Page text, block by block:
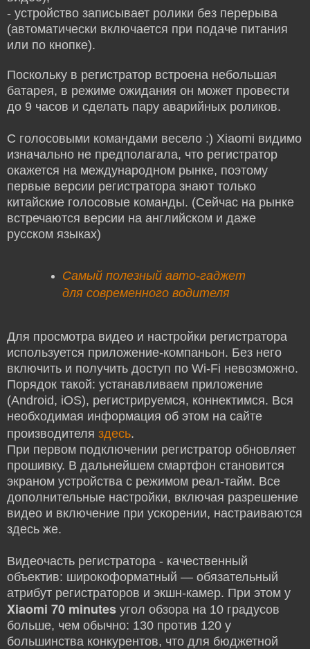
- устройство записывает ролики без перерыва
(автоматически включается при подаче питания
или по кнопке).
Поскольку в регистратор встроена небольшая
батарея, в режиме ожидания он может провести
до 9 часов и сделать пару аварийных роликов.
С голосовыми командами весело :) Xiaomi видимо
изначально не предполагала, что регистратор
окажется на международном рынке, поэтому
первые версии регистратора знают только
китайские голосовые команды. (Сейчас на рынке
встречаются версии на английском и даже
русском языках)
Самый полезный авто-гаджет
для современного водителя
Для просмотра видео и настройки регистратора
используется приложение-компаньон. Без него
включить и получить доступ по Wi-Fi невозможно.
Порядок такой: устанавливаем приложение
(Android, iOS), регистрируемся, коннектимся. Вся
необходимая информация об этом на сайте
производителя здесь.
При первом подключении регистратор обновляет
прошивку. В дальнейшем смартфон становится
экраном устройства с режимом реал-тайм. Все
дополнительные настройки, включая разрешение
видео и включение при ускорении, настраиваются
здесь же.
Видеочасть регистратора - качественный
объектив: широкоформатный — обязательный
атрибут регистраторов и экшн-камер. При этом у
Xiaomi 70 minutes угол обзора на 10 градусов
больше, чем обычно: 130 против 120 у
большинства конкурентов, что для бюджетной